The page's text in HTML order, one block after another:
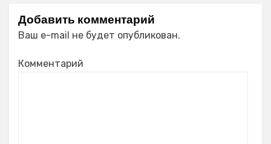
Добавить комментарий
Ваш e-mail не будет опубликован.
Комментарий